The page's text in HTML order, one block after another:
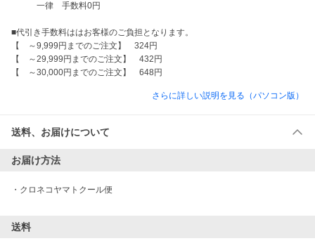
一律　手数料0円
■代引き手数料ははお客様のご負担となります。
【　～9,999円までのご注文】　324円
【　～29,999円までのご注文】　432円
【　～30,000円までのご注文】　648円
さらに詳しい説明を見る（パソコン版）
送料、お届けについて
お届け方法
・ クロネコヤマトクール便
送料